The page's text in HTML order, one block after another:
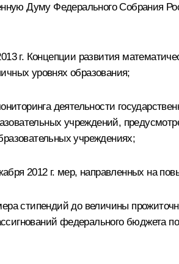
Думу Федерального Собрания
г. Концепции развития
уровнях образования;
деятельности
учреждений,
учреждениях;
2012 г. мер, направленных на
стипендий до величины
федерального бюджета